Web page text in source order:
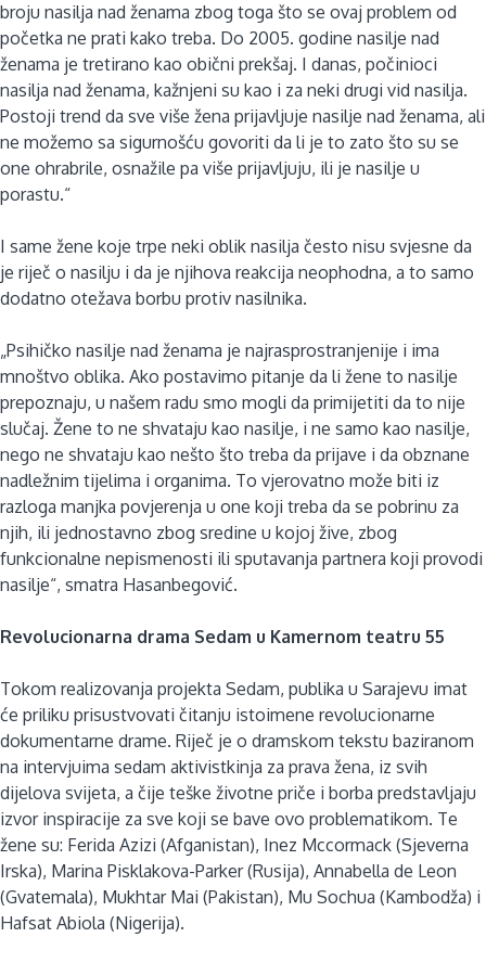
broju nasilja nad ženama zbog toga što se ovaj problem od
početka ne prati kako treba. Do 2005. godine nasilje nad
ženama je tretirano kao obični prekšaj. I danas, počinioci
nasilja nad ženama, kažnjeni su kao i za neki drugi vid nasilja.
Postoji trend da sve više žena prijavljuje nasilje nad ženama, ali
ne možemo sa sigurnošću govoriti da li je to zato što su se
one ohrabrile, osnažile pa više prijavljuju, ili je nasilje u
porastu.“
I same žene koje trpe neki oblik nasilja često nisu svjesne da
je riječ o nasilju i da je njihova reakcija neophodna, a to samo
dodatno otežava borbu protiv nasilnika.
„Psihičko nasilje nad ženama je najrasprostranjenije i ima
mnoštvo oblika. Ako postavimo pitanje da li žene to nasilje
prepoznaju, u našem radu smo mogli da primijetiti da to nije
slučaj. Žene to ne shvataju kao nasilje, i ne samo kao nasilje,
nego ne shvataju kao nešto što treba da prijave i da obznane
nadležnim tijelima i organima. To vjerovatno može biti iz
razloga manjka povjerenja u one koji treba da se pobrinu za
njih, ili jednostavno zbog sredine u kojoj žive, zbog
funkcionalne nepismenosti ili sputavanja partnera koji provodi
nasilje“, smatra Hasanbegović.
Revolucionarna drama Sedam u Kamernom teatru 55
Tokom realizovanja projekta Sedam, publika u Sarajevu imat
će priliku prisustvovati čitanju istoimene revolucionarne
dokumentarne drame. Riječ je o dramskom tekstu baziranom
na intervjuima sedam aktivistkinja za prava žena, iz svih
dijelova svijeta, a čije teške životne priče i borba predstavljaju
izvor inspiracije za sve koji se bave ovo problematikom. Te
žene su: Ferida Azizi (Afganistan), Inez Mccormack (Sjeverna
Irska), Marina Pisklakova-Parker (Rusija), Annabella de Leon
(Gvatemala), Mukhtar Mai (Pakistan), Mu Sochua (Kambodža) i
Hafsat Abiola (Nigerija).